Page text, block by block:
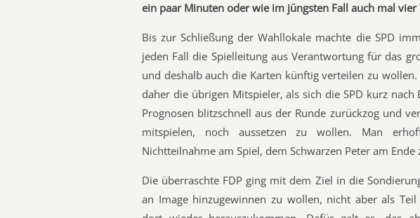
ein paar Minuten oder wie im jüngsten Fall auch mal vier
Bis zur Schließung der Wahllokale machte die SPD
jeden Fall die Spielleitung aus Verantwortung für das
und deshalb auch die Karten künftig verteilen zu
daher die übrigen Mitspieler, als sich die SPD kurz nach
Prognosen blitzschnell aus der Runde zurückzog und
mitspielen, noch aussetzen zu wollen. Man
Nichtteilnahme am Spiel, dem Schwarzen Peter am Ende
Die überraschte FDP ging mit dem Ziel in die
an Image hinzugewinnen zu wollen, nicht aber als Teil